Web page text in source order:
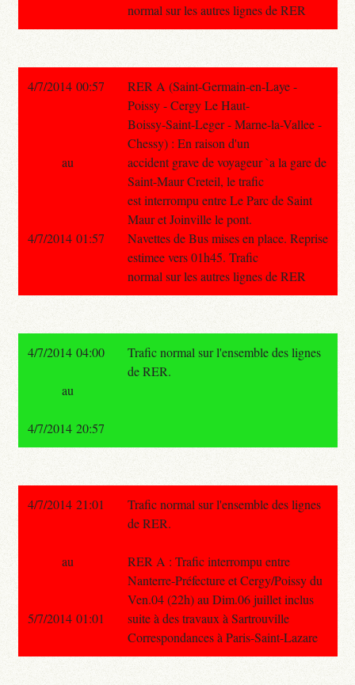
normal sur les autres lignes de RER
4/7/2014 00:57
RER A (Saint-Germain-en-Laye -
Poissy - Cergy Le Haut-
Boissy-Saint-Leger - Marne-la-Vallee -
Chessy) : En raison d'un
accident grave de voyageur `a la gare de
Saint-Maur Creteil, le trafic
est interrompu entre Le Parc de Saint
Maur et Joinville le pont.
Navettes de Bus mises en place. Reprise
estimee vers 01h45. Trafic
normal sur les autres lignes de RER
au
4/7/2014 01:57
4/7/2014 04:00
Trafic normal sur l'ensemble des lignes
de RER.
au
4/7/2014 20:57
4/7/2014 21:01
Trafic normal sur l'ensemble des lignes
de RER.
RER A : Trafic interrompu entre
Nanterre-Préfecture et Cergy/Poissy du
Ven.04 (22h) au Dim.06 juillet inclus
suite à des travaux à Sartrouville
Correspondances à Paris-Saint-Lazare
au
5/7/2014 01:01